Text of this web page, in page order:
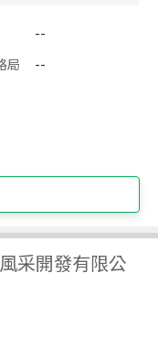
--
局
--
采開發有限公